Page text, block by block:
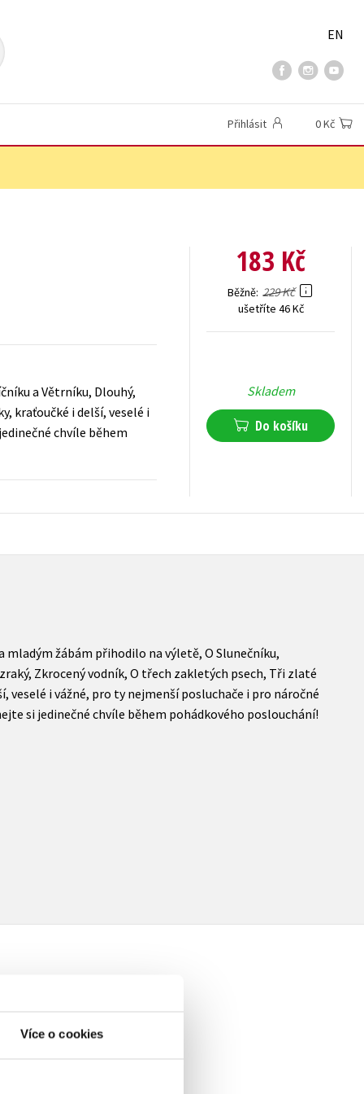
Více o cookies
EN
Přihlásit 0 Kč
a Větrníku, Dlouhý,
kraťoučké i delší, veselé i
chvíle během
183 Kč
Běžně 229 Kč
ušetříte 46 Kč
Skladem
Do košíku
mladým žábám přihodilo na výletě, O Slunečníku,
Zkrocený vodník, O třech zakletých psech, Tři zlaté
veselé i vážné, pro ty nejmenší posluchače i pro náročné
si jedinečné chvíle během pohádkového poslouchání!